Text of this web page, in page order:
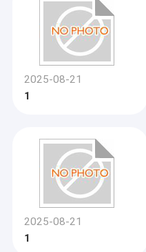
2025-08-21
1
2025-08-21
1